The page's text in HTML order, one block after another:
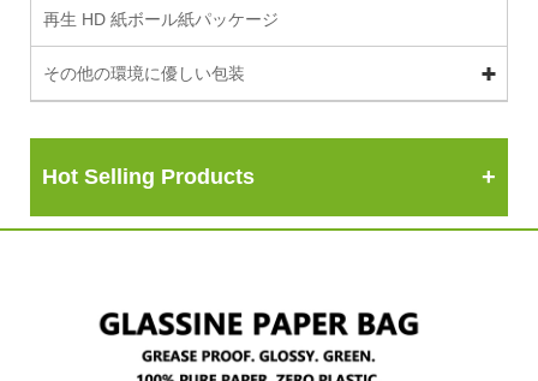
再生 HD 紙ボール紙パッケージ
その他の環境に優しい包装
Hot Selling Products